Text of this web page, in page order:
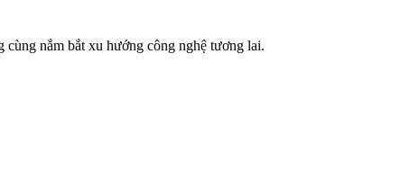
cùng nắm bắt xu hướng công nghệ tương lai.